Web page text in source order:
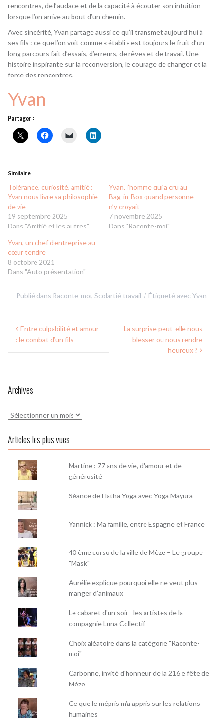
rencontres, de l’audace et de la capacité à écouter son intuition
lorsque l’on arrive au bout d’un chemin.
Avec sincérité, Yvan partage aussi ce qu’il transmet aujourd’hui à
ses fils : ce que l’on voit comme « établi » est toujours le fruit d’un
long parcours fait d’essais, d’erreurs, de rêves et de travail. Une
histoire inspirante sur la reconversion, le courage de changer et la
force des rencontres.
Yvan
Partager :
Similaire
Tolérance, curiosité, amitié :
Yvan nous livre sa philosophie
de vie
19 septembre 2025
Dans "Amitié et les autres"
Yvan, l’homme qui a cru au
Bag-in-Box quand personne
n’y croyait
7 novembre 2025
Dans "Raconte-moi"
Yvan, un chef d’entreprise au
cœur tendre
8 octobre 2021
Dans "Auto présentation"
Publié dans Raconte-moi, Scolartié travail Étiqueté avec Yvan
Navigation
de Entre culpabilité et amour
: le combat d’un fils
La surprise peut-elle nous
blesser ou nous rendre
heureux ?
Archives
Archives
Articles les plus vues
Martine : 77 ans de vie, d'amour et de
générosité
Séance de Hatha Yoga avec Yoga Mayura
Yannick : Ma famille, entre Espagne et France
40 ème corso de la ville de Mèze – Le groupe
"Mask"
Aurélie explique pourquoi elle ne veut plus
manger d’animaux
Le cabaret d'un soir - les artistes de la
compagnie Luna Collectif
Choix aléatoire dans la catégorie "Raconte-
moi"
Carbonne, invité d'honneur de la 216 e fête de
Mèze
Ce que le mépris m’a appris sur les relations
humaines